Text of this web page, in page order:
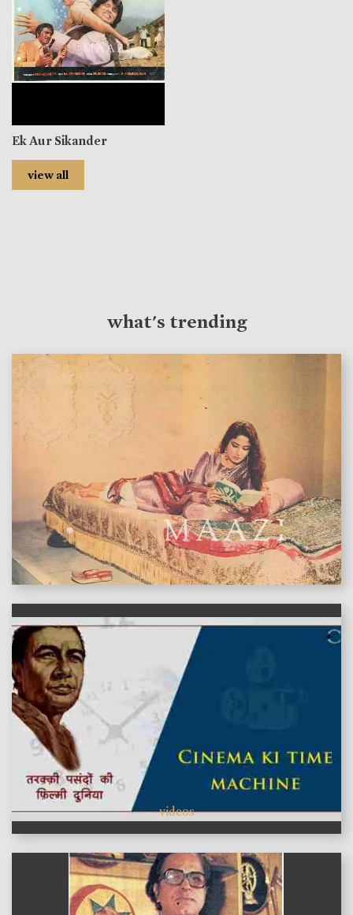
Ek Aur Sikander
view all
what's trending
features
videos